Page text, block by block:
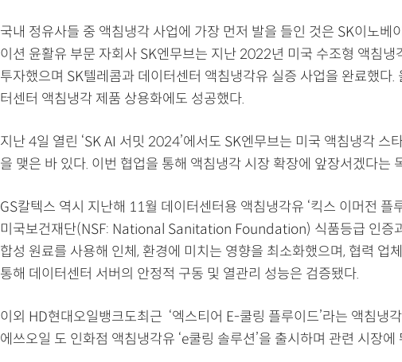
국내 정유사들 중 액침냉각 사업에 가장 먼저 발을 들인 것은 SK이노베
이션 윤활유 부문 자회사 SK엔무브는 지난 2022년 미국 수조형 액침냉
투자했으며 SK텔레콤과 데이터센터 액침냉각유 실증 사업을 완료했다.
터센터 액침냉각 제품 상용화에도 성공했다.
지난 4일 열린 ‘SK AI 서밋 2024’에서도 SK엔무브는 미국 액침냉각 스
을 맺은 바 있다. 이번 협업을 통해 액침냉각 시장 확장에 앞장서겠다는
GS칼텍스 역시 지난해 11월 데이터센터용 액침냉각유 ‘킥스 이머전 플
미국보건재단(NSF: National Sanitation Foundation) 식품등급 인증
합성 원료를 사용해 인체, 환경에 미치는 영향을 최소화했으며, 협력 업
통해 데이터센터 서버의 안정적 구동 및 열관리 성능은 검증됐다.
이외 HD현대오일뱅크도최근 ‘엑스티어 E-쿨링 플루이드’라는 액침냉
에쓰오일 도 인화점 액침냉각유 ‘e쿨링 솔루션’을 출시하며 관련 시장에